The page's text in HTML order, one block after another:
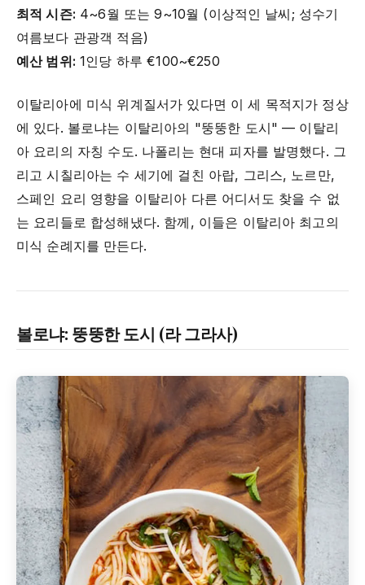
최적 시즌: 4~6월 또는 9~10월 (이상적인 날씨; 성수기
여름보다 관광객 적음)
예산 범위: 1인당 하루 €100~€250
이탈리아에 미식 위계질서가 있다면 이 세 목적지가 정상
에 있다. 볼로냐는 이탈리아의 "뚱뚱한 도시" — 이탈리
아 요리의 자칭 수도. 나폴리는 현대 피자를 발명했다. 그
리고 시칠리아는 수 세기에 걸친 아랍, 그리스, 노르만,
스페인 요리 영향을 이탈리아 다른 어디서도 찾을 수 없
는 요리들로 합성해냈다. 함께, 이들은 이탈리아 최고의
미식 순례지를 만든다.
볼로냐: 뚱뚱한 도시 (라 그라사)